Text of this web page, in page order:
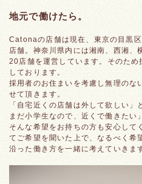
地元で働けたら。
Catonaの店舗は現在、東京の目黒
店舗。神奈川県内には湘南、西湘、
20店舗を運営しています。そのた
しております。
採用者のお住まいを考慮し無理のな
せて頂きます。
「自宅近くの店舗は外して欲しい
まだ小学生なので、近くで働きたい」
そんな希望をお持ちの方も安心して
てご希望を聞いた上で、なるべく希
沿った働き方を一緒に考えていきま